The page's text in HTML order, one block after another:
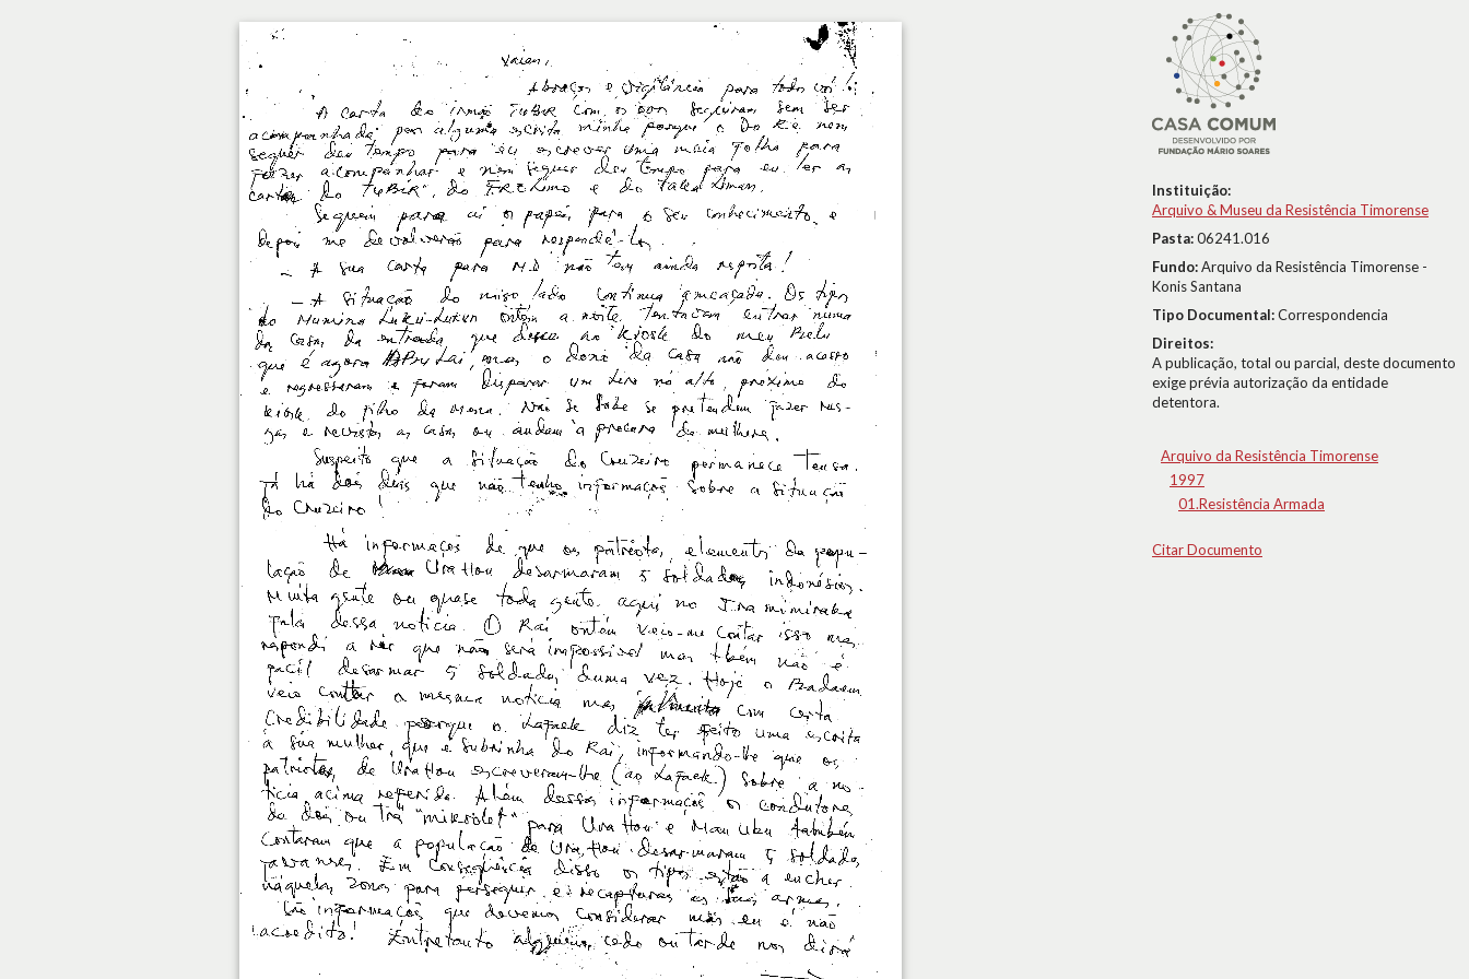
Instituição:
Arquivo & Museu da Resistência Timorense
Pasta:06241.016
Fundo:Arquivo da Resistência Timorense -
Konis Santana
Tipo Documental:Correspondencia
Direitos:
A publicação, total ou parcial, deste documento
exige prévia autorização da entidade
detentora.
Arquivo da Resistência Timorense
1997
01.Resistência Armada
Citar Documento